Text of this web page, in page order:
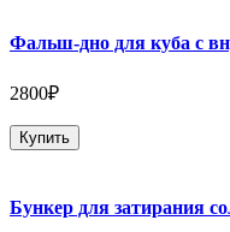
Фальш-дно для куба с
2800₽
Купить
Бункер для затирания